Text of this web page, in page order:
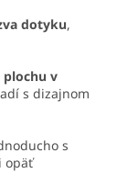
dotyku,
plochu v
s dizajnom
s
opäť